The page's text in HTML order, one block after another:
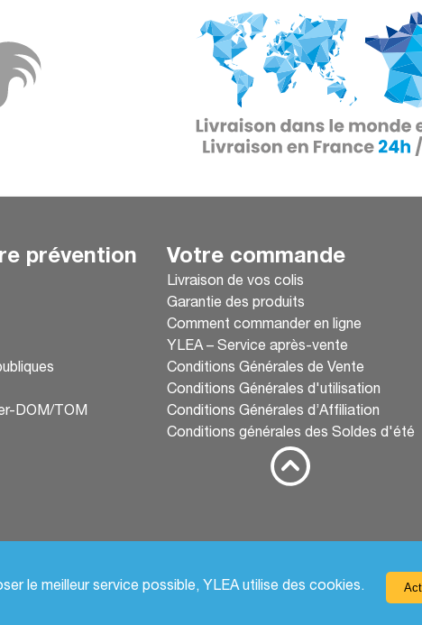
le meilleur service possible, YLEA utilise descookies.
prévention
DOM/TOM
Votre commande
Livraison de vos colis
Garantie des produits
Comment commander en ligne
YLEA – Service après-vente
Conditions Générales de Vente
Conditions Générales d'utilisation
Conditions Générales d’Affiliation
Conditions générales des Soldes d'été